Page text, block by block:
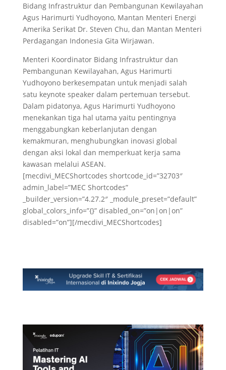
Bidang Infrastruktur dan Pembangunan Kewilayahan
Agus Harimurti Yudhoyono, Mantan Menteri Energi
Amerika Serikat Dr. Steven Chu, dan Mantan Menteri
Perdagangan Indonesia Gita Wirjawan.
Menteri Koordinator Bidang Infrastruktur dan
Pembangunan Kewilayahan, Agus Harimurti
Yudhoyono berkesempatan untuk menjadi salah
satu keynote speaker dalam pertemuan tersebut.
Dalam pidatonya, Agus Harimurti Yudhoyono
menekankan tiga hal utama yaitu pentingnya
menggabungkan keberlanjutan dengan
kemakmuran, menghubungkan inovasi global
dengan aksi lokal dan memperkuat kerja sama
kawasan melalui ASEAN.
[mecdivi_MECShortcodes shortcode_id=”32703″
admin_label=”MEC Shortcodes”
_builder_version=”4.27.2″ _module_preset=”default”
global_colors_info=”{}” disabled_on=”on|on|on”
disabled=”on”][/mecdivi_MECShortcodes]